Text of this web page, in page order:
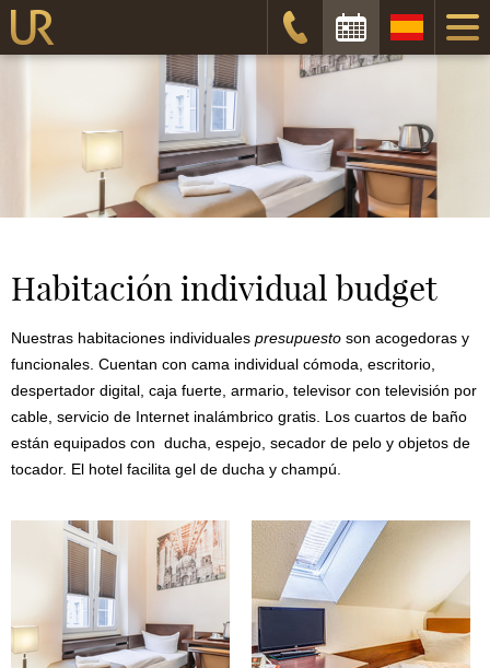
Fecha de Salida:
Disponibilidad
Habitación individual budget
Nuestras habitaciones individuales presupuesto son acogedoras y
funcionales. Cuentan con cama individual cómoda, escritorio,
despertador digital, caja fuerte, armario, televisor con televisión por
cable, servicio de Internet inalámbrico gratis. Los cuartos de baño
están equipados con ducha, espejo, secador de pelo y objetos de
tocador. El hotel facilita gel de ducha y champú.